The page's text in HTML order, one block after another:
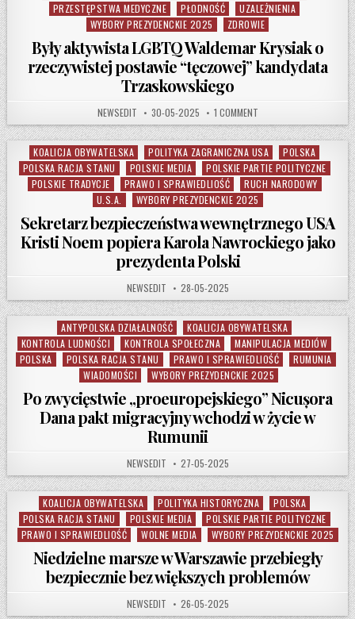
PRZESTĘPSTWA MEDYCZNE
PŁODNOŚĆ
UZALEŻNIENIA
WYBORY PREZYDENCKIE 2025
ZDROWIE
Były aktywista LGBTQ Waldemar Krysiak o
rzeczywistej postawie “tęczowej” kandydata
Trzaskowskiego
AUTHOR:
NEWSEDIT PUBLISHED DATE:
30-05-2025 1 COMMENTON BYŁY AKTYWISTA
Posted in
KOALICJA OBYWATELSKA POLITYKA ZAGRANICZNA USA
POLSKA
POLSKA RACJA STANU
POLSKIE MEDIA
POLSKIE PARTIE POLITYCZNE
POLSKIE TRADYCJE
PRAWO I SPRAWIEDLIOŚĆ
RUCH NARODOWY
U.S.A.
WYBORY PREZYDENCKIE 2025
Sekretarz bezpieczeństwa wewnętrznego USA
Kristi Noem popiera Karola Nawrockiego jako
prezydenta Polski
AUTHOR:
NEWSEDIT PUBLISHED DATE:
28-05-2025
Posted in
ANTYPOLSKA DZIAŁALNOŚĆ
KOALICJA OBYWATELSKA
KONTROLA LUDNOŚCI
KONTROLA SPOŁECZNA
MANIPULACJA MEDIÓW
POLSKA
POLSKA RACJA STANU PRAWO I SPRAWIEDLIOŚĆ
RUMUNIA
WIADOMOŚCI
WYBORY PREZYDENCKIE 2025
Po zwycięstwie „proeuropejskiego” Nicușora
Dana pakt migracyjny wchodzi w życie w
Rumunii
AUTHOR:
NEWSEDIT PUBLISHED DATE:
27-05-2025
Posted in
KOALICJA OBYWATELSKA POLITYKA HISTORYCZNA
POLSKA
POLSKA RACJA STANU
POLSKIE MEDIA
POLSKIE PARTIE POLITYCZNE
PRAWO I SPRAWIEDLIOŚĆ
WOLNE MEDIA WYBORY PREZYDENCKIE 2025
Niedzielne marsze w Warszawie przebiegły
bezpiecznie bez większych problemów
AUTHOR:
NEWSEDIT PUBLISHED DATE:
26-05-2025